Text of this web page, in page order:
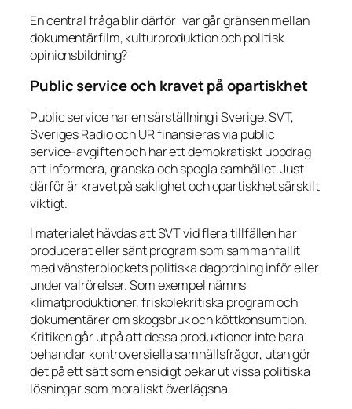
En central fråga blir därför: var går gränsen mellan
dokumentärfilm, kulturproduktion och politisk
opinionsbildning?
Public service och kravet på opartiskhet
Public service har en särställning i Sverige. SVT,
Sveriges Radio och UR finansieras via public
service-avgiften och har ett demokratiskt uppdrag
att informera, granska och spegla samhället. Just
därför är kravet på saklighet och opartiskhet särskilt
viktigt.
I materialet hävdas att SVT vid flera tillfällen har
producerat eller sänt program som sammanfallit
med vänsterblockets politiska dagordning inför eller
under valrörelser. Som exempel nämns
klimatproduktioner, friskolekritiska program och
dokumentärer om skogsbruk och köttkonsumtion.
Kritiken går ut på att dessa produktioner inte bara
behandlar kontroversiella samhällsfrågor, utan gör
det på ett sätt som ensidigt pekar ut vissa politiska
lösningar som moraliskt överlägsna.